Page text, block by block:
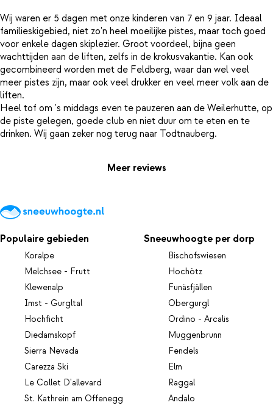
Wij waren er 5 dagen met onze kinderen van 7 en 9 jaar. Ideaal
familieskigebied, niet zo'n heel moeilijke pistes, maar toch goed
voor enkele dagen skiplezier. Groot voordeel, bijna geen
wachttijden aan de liften, zelfs in de krokusvakantie. Kan ook
gecombineerd worden met de Feldberg, waar dan wel veel
meer pistes zijn, maar ook veel drukker en veel meer volk aan de
liften.
Heel tof om 's middags even te pauzeren aan de Weilerhutte, op
de piste gelegen, goede club en niet duur om te eten en te
Meer reviews
Populaire gebieden
Koralpe
Melchsee - Frutt
Klewenalp
Imst - Gurgltal
Hochficht
Diedamskopf
Sierra Nevada
Carezza Ski
Le Collet D'allevard
St. Kathrein am Offenegg
Sneeuwhoogte per dorp
Bischofswiesen
Hochötz
Funäsfjällen
Obergurgl
Ordino - Arcalis
Muggenbrunn
Fendels
Elm
Raggal
Andalo